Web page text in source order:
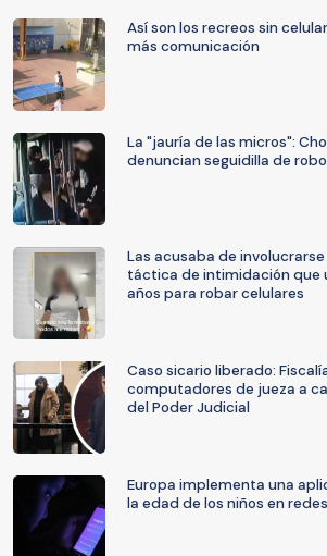
Así son los recreos sin
más comunicación
La "jauría de las micros":
denuncian seguidilla de
Las acusaba de
táctica de intimidación que
años para robar celulares
Caso sicario liberado:
computadores de jueza a
del Poder Judicial
Europa implementa una
la edad de los niños en